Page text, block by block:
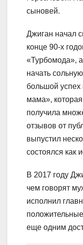
сыновей.
Джиган начал
конце 90-х
«Турбомода»,
начать
большой
мама»,
получила
отзывов от
выпустил
состоялся как
В 2017 году
чем говорят
исполнил
еще одним